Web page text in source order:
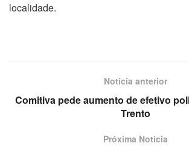
localidade.
Notícia anterior
Comitiva pede aumento de efetivo
Trento
Próxima Notícia